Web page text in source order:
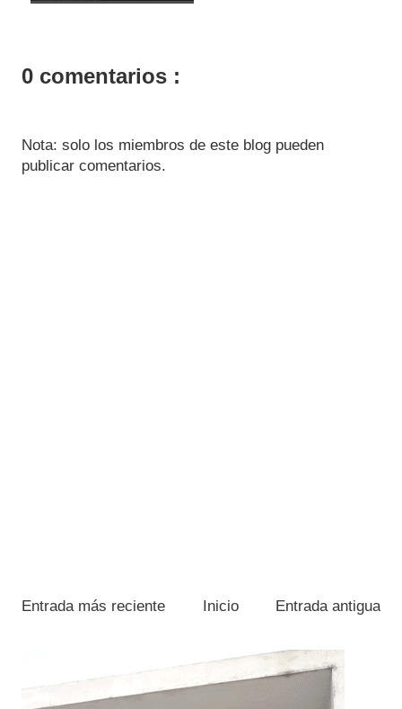
0 comentarios :
Nota: solo los miembros de este blog pueden
publicar comentarios.
Entrada más reciente Entrada antigua
Inicio